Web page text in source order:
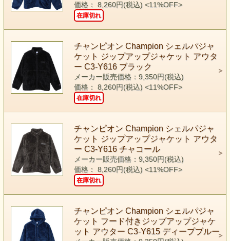
価格： 8,260円(税込) <11%OFF>
在庫切れ
チャンピオン Champion シェルパジャ
ケット ジップアップジャケット アウタ
ー C3-Y616 ブラック
メーカー販売価格：9,350円(税込)
価格： 8,260円(税込) <11%OFF>
在庫切れ
チャンピオン Champion シェルパジャ
ケット ジップアップジャケット アウタ
ー C3-Y616 チャコール
メーカー販売価格：9,350円(税込)
価格： 8,260円(税込) <11%OFF>
在庫切れ
チャンピオン Champion シェルパジャ
ケット フード付きジップアップジャケ
ット アウター C3-Y615 ディープブルー